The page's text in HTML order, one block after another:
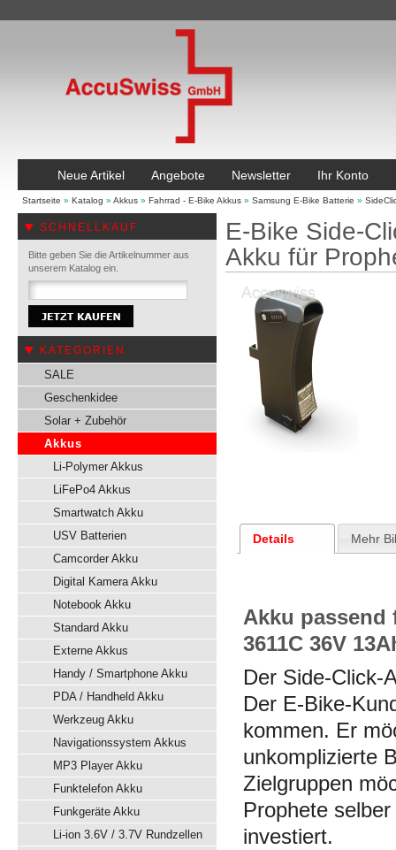
Neue Artikel Angebote Newsletter Ihr Konto
Startseite » Katalog » Akkus » Fahrrad - E-Bike Akkus » Samsung E-Bike Batterie »
SCHNELLKAUF
Bitte geben Sie die Artikelnummer aus
unserem Katalog ein.
KATEGORIEN
SALE
Geschenkidee
Solar + Zubehör
Akkus
Li-Polymer Akkus
LiFePo4 Akkus
Smartwatch Akku
USV Batterien
Camcorder Akku
Digital Kamera Akku
Notebook Akku
Standard Akku
Externe Akkus
Handy / Smartphone Akku
PDA / Handheld Akku
Werkzeug Akku
Navigationssystem Akkus
MP3 Player Akku
Funktelefon Akku
Funkgeräte Akku
Li-ion 3.6V / 3.7V Rundzellen
E-Bike Side-
Akku für
Details Mehr
Akku
3611C 36V
Der Side-Click-
Der E-Bike-
kommen. Er
unkomplizierte
Zielgruppen
Propheteselber
investiert.